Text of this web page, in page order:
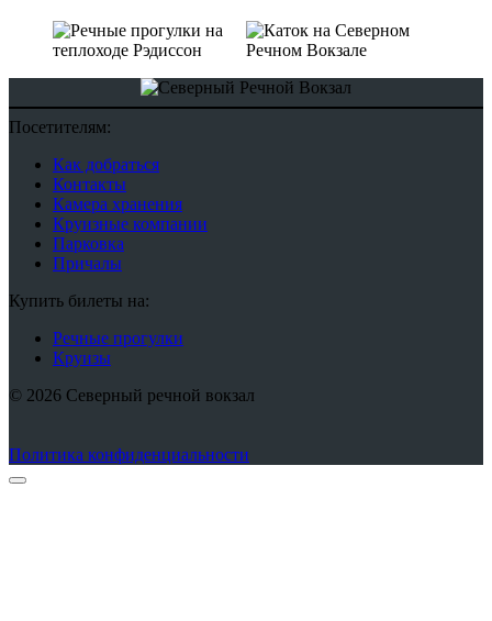
Посетителям:
Как добраться
Контакты
Камера хранения
Круизные компании
Парковка
Причалы
Купить билеты на:
Речные прогулки
Круизы
© 2026 Северный речной вокзал
Политика конфиденциальности